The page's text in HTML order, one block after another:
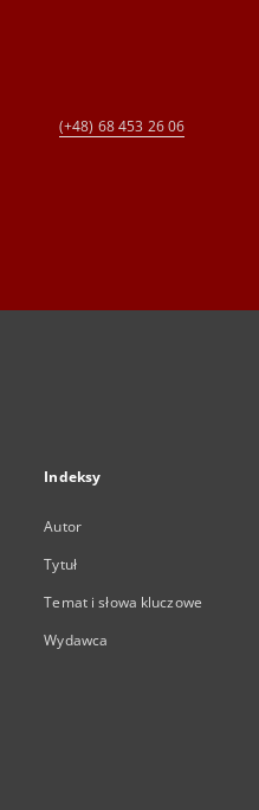
(+48) 68 453 26 06
Indeksy
Autor
Tytuł
Temat i słowa kluczowe
Wydawca